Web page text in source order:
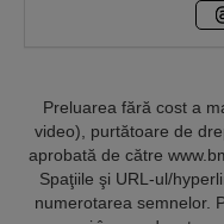
Preluarea fără cost a
video), purtătoare de
aprobată de către
Spaţiile şi URL-ul/
numerotarea semnelor.